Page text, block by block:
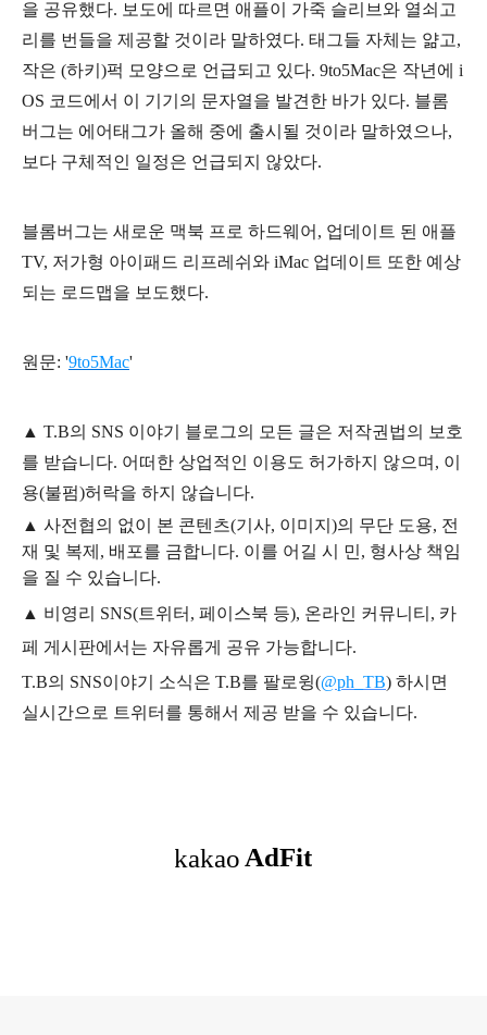
을 공유했다. 보도에 따르면 애플이 가죽 슬리브와 열쇠고
리를 번들을 제공할 것이라 말하였다. 태그들 자체는 얆고,
작은 (하키)퍽 모양으로 언급되고 있다. 9to5Mac은 작년에 i
OS 코드에서 이 기기의 문자열을 발견한 바가 있다. 블롬
버그는 에어태그가 올해 중에 출시될 것이라 말하였으나,
보다 구체적인 일정은 언급되지 않았다.
블롬버그는 새로운 맥북 프로 하드웨어, 업데이트 된 애플
TV, 저가형 아이패드 리프레쉬와 iMac 업데이트 또한 예상
되는 로드맵을 보도했다.
원문: '9to5Mac'
▲ T.B의 SNS 이야기 블 로그의 모든 글은 저작권법의 보호
를 받습니다. 어떠한 상업적인 이용도 허가하지 않으며, 이
용(불펌)허락을 하지 않습니다.
▲ 사전협의 없이 본 콘텐츠(기사, 이미지)의 무단 도용, 전
재 및 복제, 배포를 금합니다. 이를 어길 시 민, 형사상 책임
을 질 수 있습니다.
▲ 비영리 SNS(트위터, 페이스북 등), 온라인 커뮤니티, 카
페 게시판에서는 자유롭게 공유 가능합니다.
T.B의 SNS이야기 소식은 T.B를 팔로윙(@ph_TB) 하시면
실시간으로 트위터를 통해서 제공 받을 수 있습니다.